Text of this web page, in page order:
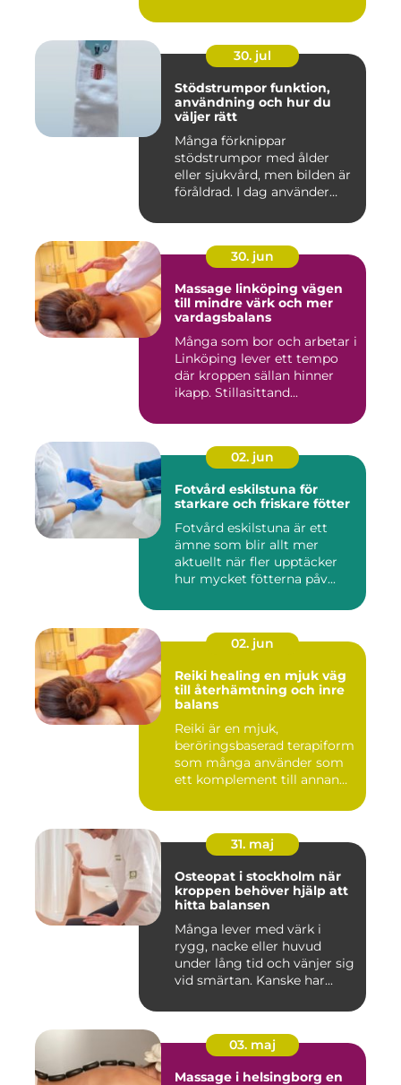
30. jul
Stödstrumpor funktion,
användning och hur du
väljer rätt
Många förknippar
stödstrumpor med ålder
eller sjukvård, men bilden är
föråldrad. I dag använder
30. jun
Massage linköping vägen
till mindre värk och mer
vardagsbalans
Många som bor och arbetar i
Linköping lever ett tempo
där kroppen sällan hinner
ikapp. Stillasittand...
02. jun
Fotvård eskilstuna för
starkare och friskare fötter
Fotvård eskilstuna är ett
ämne som blir allt mer
aktuellt när fler upptäcker
hur mycket fötterna påv...
02. jun
Reiki healing en mjuk väg
till återhämtning och inre
balans
Reiki är en mjuk,
beröringsbaserad terapiform
som många använder som
ett komplement till annan
31. maj
Osteopat i stockholm när
kroppen behöver hjälp att
hitta balansen
Många lever med värk i
rygg, nacke eller huvud
under lång tid och vänjer sig
vid smärtan. Kanske har...
03. maj
Massage i helsingborg en